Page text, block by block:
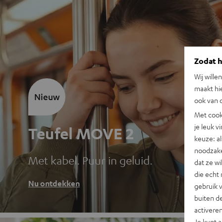
Teufel MOVE 2
Met kabel. Puur in geluid.
Nu ontdekken
Nieuw
Zodat
Wij
maakt
ook van
Met
je leuk
keuze:
dat ze
die echt
gebruik
buiten